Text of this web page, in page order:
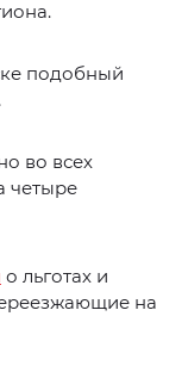
подобный
во всех
четыре
о льготах и
на